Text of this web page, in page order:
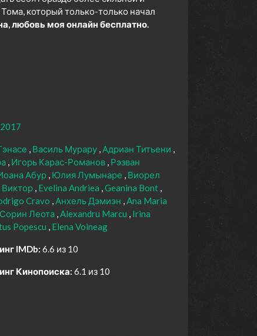
который только-только начал
любовь моя онлайн бесплатно.
Василь Мурару Адриан Титьени
Игорь Карас-Романов Рэзван
Абур Юлия Лумынаре
Виорел
Evelina Andriea Geanina Bont
Cravo Анхель Дэмиэн Ana Maria
Сорин Леота Alexandru Marcu
Irina
Popescu Elena Voineag
IMDb: 6.6 из 10
Кинопоиска: 6.1 из 10